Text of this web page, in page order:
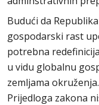
Budući da
gospodarski rast
potrebna
u vidu globalnu
zemljama
Prijedloga zakona